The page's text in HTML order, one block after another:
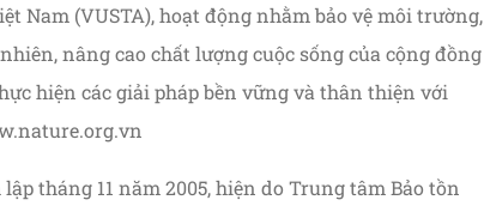
Nam (VUSTA), hoạt động nhằm bảo vệ môi trường,
nâng cao chất lượng cuộc sống của cộng đồng
hiện các giải pháp bền vững và thân thiện với
tháng 11 năm 2005, hiện do Trung tâm Bảo tồn